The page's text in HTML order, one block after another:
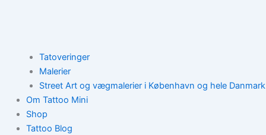
Tatoveringer
Malerier
Street Art og vægmalerier i København og hele Danmark
Om Tattoo Mini
Shop
Tattoo Blog